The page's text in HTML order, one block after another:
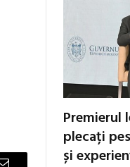
Premierul
plecați
și